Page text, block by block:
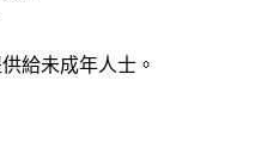
給未成年人士。